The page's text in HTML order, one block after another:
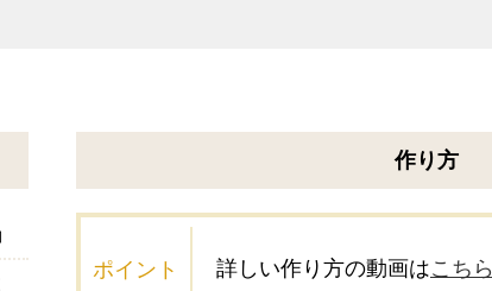
作り方
ポイント 詳しい作り方の動画はこちら